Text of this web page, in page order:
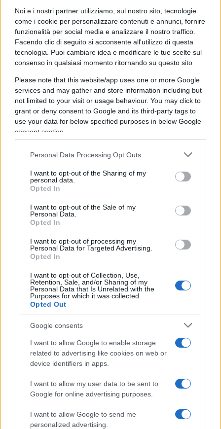
Noi e i nostri partner utilizziamo, sul nostro sito, tecnologie
come i cookie per personalizzare contenuti e annunci, fornire
funzionalità per social media e analizzare il nostro traffico.
Facendo clic di seguito si acconsente all'utilizzo di questa
tecnologia. Puoi cambiare idea e modificare le tue scelte sul
consenso in qualsiasi momento ritornando su questo sito
Please note that this website/app uses one or more Google
services and may gather and store information including but
not limited to your visit or usage behaviour. You may click to
grant or deny consent to Google and its third-party tags to
use your data for below specified purposes in below Google
consent section.
Personal Data Processing Opt Outs
I want to opt-out of the Sharing of my
personal data.
Opted In
I want to opt-out of the Sale of my
Personal Data.
Opted In
I want to opt-out of processing my
Personal Data for Targeted Advertising.
Opted In
I want to opt-out of Collection, Use,
Retention, Sale, and/or Sharing of my
Personal Data that Is Unrelated with the
Purposes for which it was collected.
Opted Out
Google consents
I want to allow Google to enable storage
related to advertising like cookies on web or
device identifiers in apps.
I want to allow my user data to be sent to
Google for online advertising purposes.
I want to allow Google to send me
personalized advertising.
cultura sportiva nazionale, la quale seleziona
gli atletie li prepara nell’ambito della propria
organizzazione tecnico-agonistica, cade
completamente.
In questo senso, il nostro campione, essendo
cresciuto atleticamente nell’ambito dello
sport cubano, rappresenta a tutti gli effetti un
ottimo esponente di quella scuola che nei salti ha
patate per i due atleti che lo hanno preceduto a
Parigi, anch’essi nati e cresciuti a Cuba ma
divenuti cittadini di altri Paesi, sempre per meriti
sportivi: la medaglia d’oro
Jordan
naturalizzato spagnolo nel 2022, e la medaglia
d’argentoPedro
nel 2015.
Sta di fatto, a testimonianza di un certo
spaesamento di questi ragazzi provenienti da
Paesi molto lontani, che i tecnici italiani hanno
decisamente esortato un quasi imbambolato Andy
Diaz e prendere e sventolare la bandiera italiana
dopo aver conseguito la medaglia. D’altro canto,
non possiamo nemmeno pretendere che il
simpatico triplista possa strutturare in qualche
mese un profondo sentimento nazionale, visto
che le sue radici culturali si trovano al di là